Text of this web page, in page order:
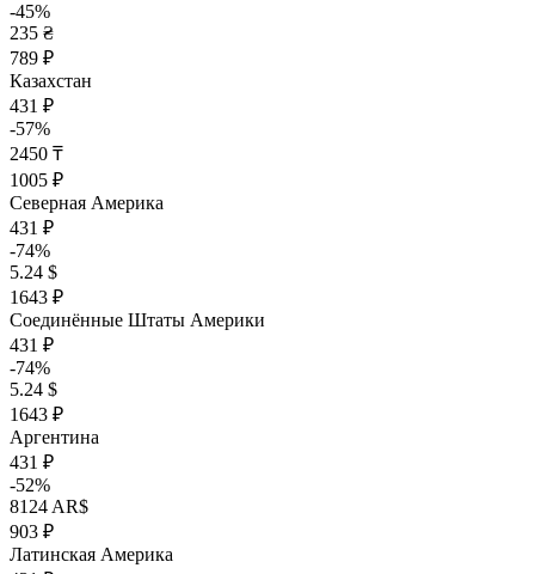
-45%
235 ₴
789 ₽
Казахстан
431 ₽
-57%
2450 ₸
1005 ₽
Северная Америка
431 ₽
-74%
5.24 $
1643 ₽
Соединённые Штаты Америки
431 ₽
-74%
5.24 $
1643 ₽
Аргентина
431 ₽
-52%
8124 AR$
903 ₽
Латинская Америка